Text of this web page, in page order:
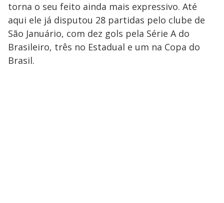
torna o seu feito ainda mais expressivo. Até
aqui ele já disputou 28 partidas pelo clube de
São Januário, com dez gols pela Série A do
Brasileiro, três no Estadual e um na Copa do
Brasil.